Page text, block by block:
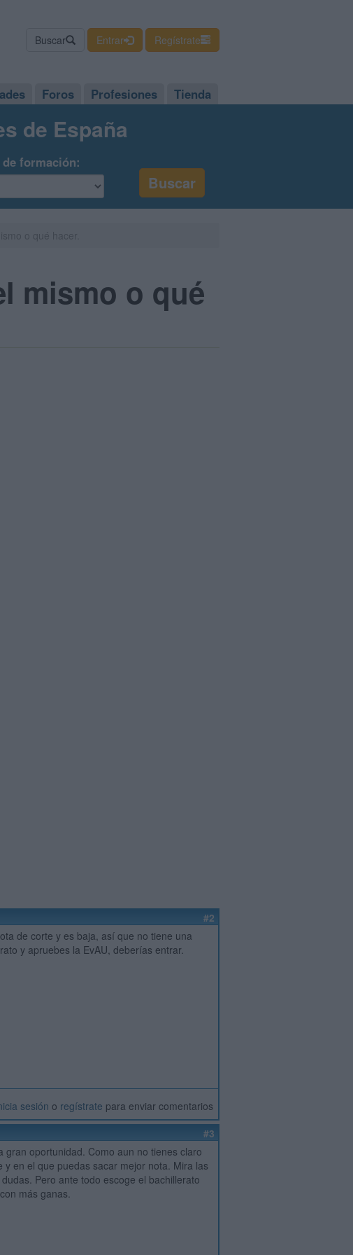
Buscar Entrar Regístrate
Foros Profesiones Tienda
de España
formación:
mismo o qué
#2
de corte y es baja, así que no tiene una
y apruebes la EvAU, deberías entrar.
sesión o regístrate para enviar comentarios
#3
oportunidad. Como aun no tienes claro
en el que puedas sacar mejor nota. Mira las
Pero ante todo escoge el bachillerato
más ganas.